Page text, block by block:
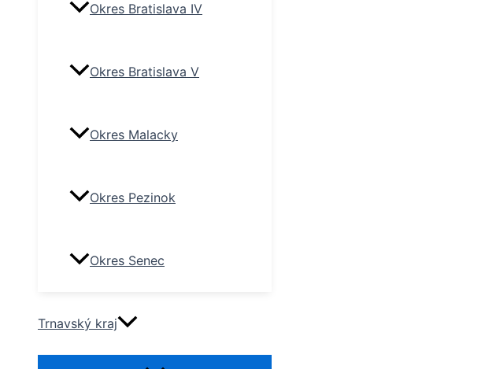
Okres Bratislava IV
Okres Bratislava V
Okres Malacky
Okres Pezinok
Okres Senec
Trnavský kraj